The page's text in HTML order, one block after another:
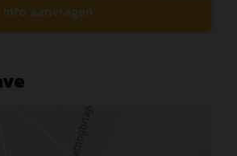
Info aanvragen